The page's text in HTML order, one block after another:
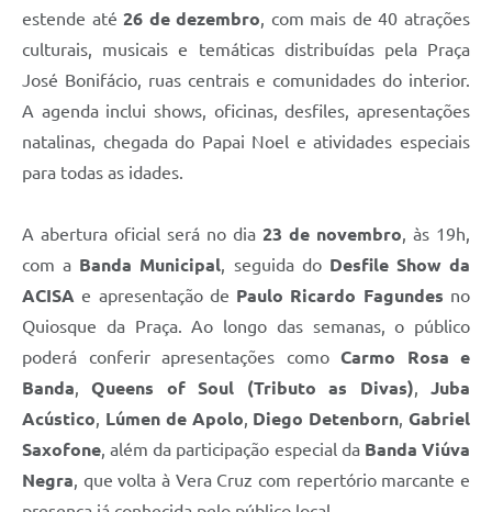
estende até26 de dezembro, com mais de 40 atrações
culturais, musicais e temáticas distribuídas pela Praça
José Bonifácio, ruas centrais e comunidades do interior.
A agenda inclui shows, oficinas, desfiles, apresentações
natalinas, chegada do Papai Noel e atividades especiais
para todas as idades.
A abertura oficial será no dia 23 de novembro, às 19h,
com a Banda Municipal, seguida do Desfile Show da
ACISA e apresentação de Paulo Ricardo Fagundes no
Quiosque da Praça. Ao longo das semanas, o público
poderá conferir apresentações como Carmo Rosa e
Banda,Queens of Soul (Tributo as Divas),Juba
Acústico, Lúmen de Apolo, Diego Detenborn,Gabriel
Saxofone, além da participação especial da Banda Viúva
Negra, que volta à Vera Cruz com repertório marcante e